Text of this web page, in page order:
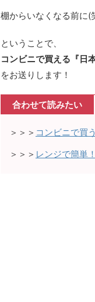
棚からいなくなる前に(
ということで、
コンビニで買える『日
をお送りします！
合わせて読みたい
＞＞＞ コンビニで買
＞＞＞ レンジで簡単